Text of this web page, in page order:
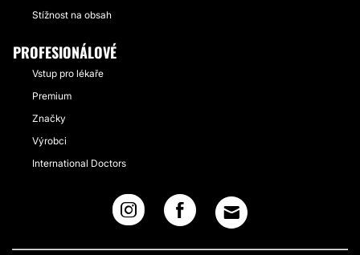
Stížnost na obsah
PROFESIONÁLOVÉ
Vstup pro lékaře
Premium
Značky
Výrobci
International Doctors